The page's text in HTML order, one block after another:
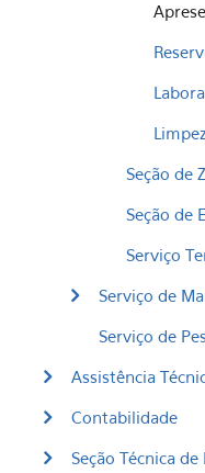
Seção de
Seção de
Serviço
Serviço de
Serviço de
Assistência
Contabilidade
Seção Técnica